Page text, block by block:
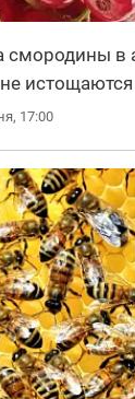
в
истощаются
17:00